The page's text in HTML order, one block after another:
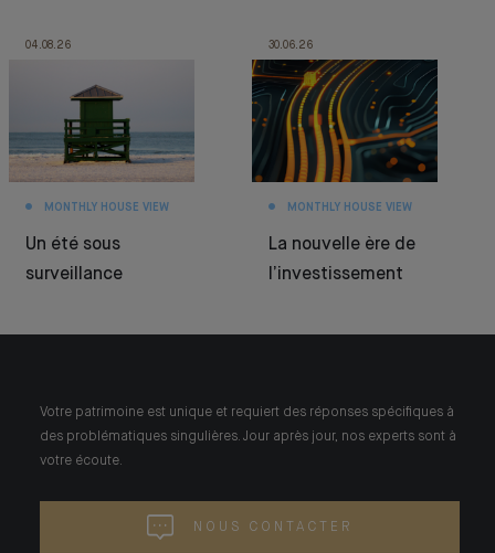
04.08.26
MONTHLY HOUSE VIEW
Un été sous
surveillance
30.06.26
MONTHLY HOUSE VIEW
La nouvelle ère de
l’investissement
Votre patrimoine est unique et requiert des réponses spécifiques à
des problématiques singulières. Jour après jour, nos experts sont à
votre écoute.
NOUS CONTACTER